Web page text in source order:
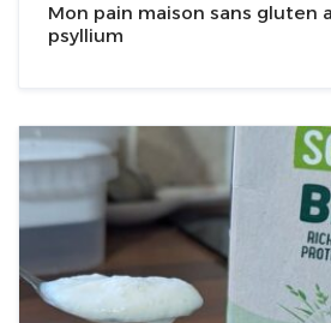
Mon pain maison sans gluten
psyllium